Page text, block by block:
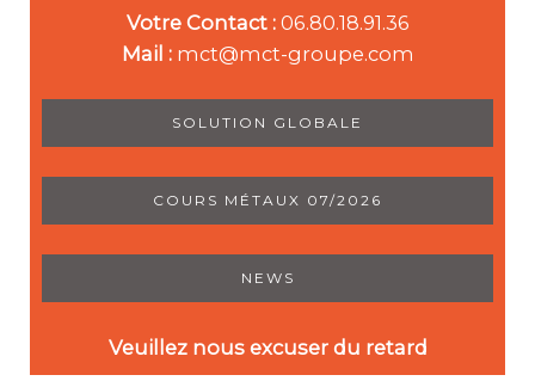
Votre Contact : 06.80.18.91.36
Mail : mct@mct-groupe.com
SOLUTION GLOBALE
COURS MÉTAUX 07/2026
NEWS
Veuillez nous excuser du retard